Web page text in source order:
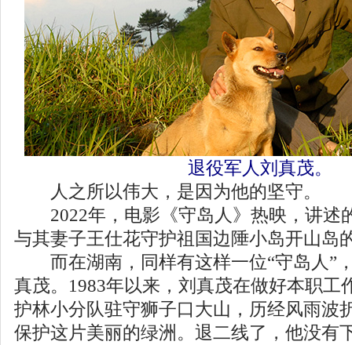
退役军人刘真茂。
人之所以伟大，是因为他的坚守。
2022年，电影《守岛人》热映，讲述
与其妻子王仕花守护祖国边陲小岛开山岛
而在湖南，同样有这样一位“守岛人”
真茂。1983年以来，刘真茂在做好本职工
护林小分队驻守狮子口大山，历经风雨波
保护这片美丽的绿洲。退二线了，他没有